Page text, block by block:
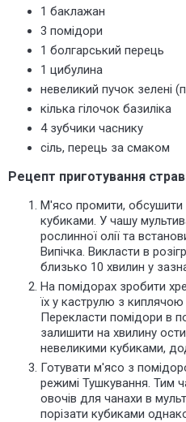
1 баклажан
3 помідори
1 болгарський перець
1 цибулина
невеликий пучок зелені
кілька гілочок базиліка
4 зубчики часнику
сіль, перець за смаком
Рецепт приготування
М'ясо промити, обсушити
кубиками. У чашу
рослинної олії та
Випічка. Викласти в
близько 10 хвилин у
На помідорах зробити
їх у каструлю з
Перекласти помідори в
залишити на хвилину
невеликими кубиками,
Готувати м'ясо з
режимі Тушкування. Тим
овочів для чанахи в
порізати кубиками